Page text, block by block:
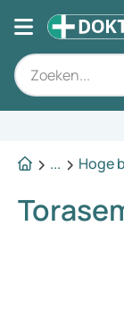
...
Hoge